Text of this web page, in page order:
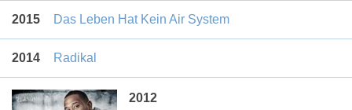
2015 Das Leben Hat Kein Air System
2014 Radikal
2012